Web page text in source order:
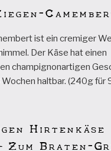
ist ein cremiger
Der Käse hat einen
champignonartigen
Wochen haltbar. (240g für
Hirtenkäse
Zum Braten-